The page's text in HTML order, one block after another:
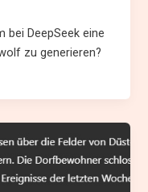
bei DeepSeek eine
zu generieren?